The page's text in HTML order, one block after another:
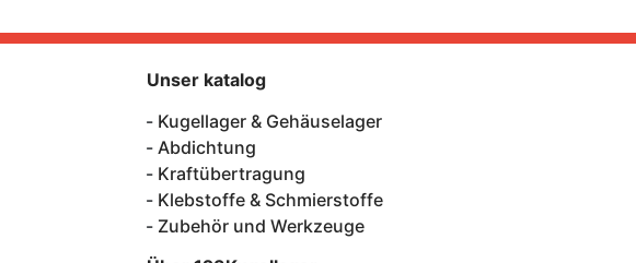
Unser katalog
Kugellager & Gehäuselager
Abdichtung
Kraftübertragung
Klebstoffe & Schmierstoffe
Zubehör und Werkzeuge